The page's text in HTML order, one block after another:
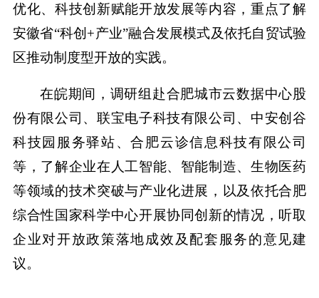
优化、科技创新赋能开放发展等内容，重点了解
安徽省“科创+产业”融合发展模式及依托自贸试验
区推动制度型开放的实践。
在皖期间，调研组赴合肥城市云数据中心股
份有限公司、联宝电子科技有限公司、中安创谷
科技园服务驿站、合肥云诊信息科技有限公司
等，了解企业在人工智能、智能制造、生物医药
等领域的技术突破与产业化进展，以及依托合肥
综合性国家科学中心开展协同创新的情况，听取
企业对开放政策落地成效及配套服务的意见建
议。